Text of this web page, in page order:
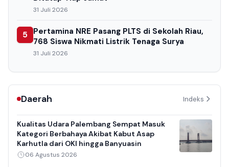
31 Juli 2026
5
Pertamina NRE Pasang PLTS di Sekolah Riau,
768 Siswa Nikmati Listrik Tenaga Surya
31 Juli 2026
Daerah Indeks
Kualitas Udara Palembang Sempat Masuk
Kategori Berbahaya Akibat Kabut Asap
Karhutla dari OKI hingga Banyuasin
06 Agustus 2026